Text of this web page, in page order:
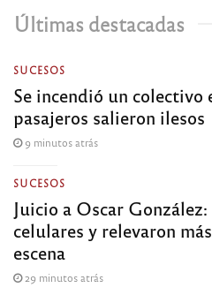
Últimas destacadas
SUCESOS
Se incendió un colectivo
pasajeros salieron ilesos
9 minutos atrás
SUCESOS
Juicio a Oscar
celulares y relevaron
escena
29 minutos atrás